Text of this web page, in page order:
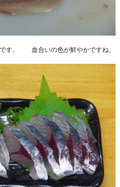
す。 血合いの色が鮮やかですね。